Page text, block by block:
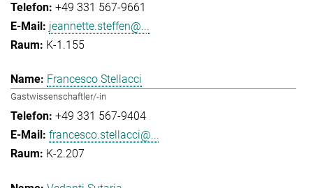
+49 331 567-9661
jeannette.steffen@...
K-1.155
Francesco Stellacci
Gastwissenschaftler/-in
+49 331 567-9404
francesco.stellacci@...
K-2.207